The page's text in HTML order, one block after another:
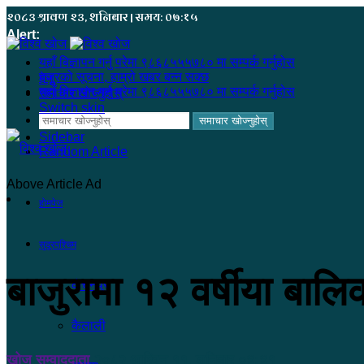
२०८३ श्रावण २३, शनिबार | समय: ०७:१५
Alert:
यहाँ बिज्ञापन गर्नु परेमा ९८६८५५५७८० मा सम्पर्क गर्नुहोस
हजुरको सूचना, हाम्रो खबर बन्न सक्छ
यहाँ बिज्ञापन गर्नु परेमा ९८६८५५५७८० मा सम्पर्क गर्नुहोस
समाचार खोज्नुहोस्
Sidebar
Random Article
मेनू
समाचार खोज्नुहोस्
Switch skin
होमपेज
सुदूरपश्चिम
कंचनपुर
कैलाली
Above Article Ad
बाजुरामा १२ वर्षीया
खोज सम्वाददाता२०८२ आश्विन ११, शनिबार ०४:४१